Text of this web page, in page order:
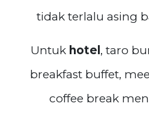
tidak terlalu asing
Untuk hotel , taro
breakfast buffet,
coffee break